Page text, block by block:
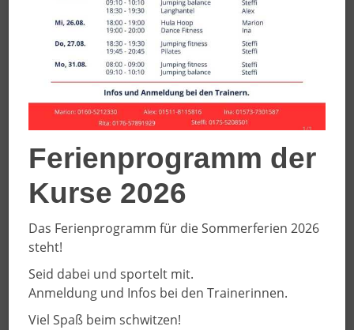
mit dabei und beaufsichtigt das eigene Kind.
Übungsleiterin
Ferienprogramm der
Kurse 2026
Das Ferienprogramm für die Sommerferien 2026
steht!
Seid dabei und sportelt mit.
Anmeldung und Infos bei den Trainerinnen.
Viel Spaß beim schwitzen!